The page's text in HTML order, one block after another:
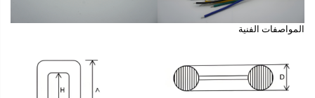
المواصفات الفنية